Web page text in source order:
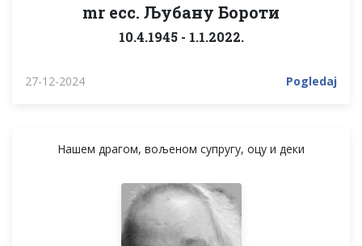
mr ecc. Љубану Бороти
10.4.1945 - 1.1.2022.
27-12-2024 Pogledaj
Нашем драгом, вољеном супругу, оцу и деки